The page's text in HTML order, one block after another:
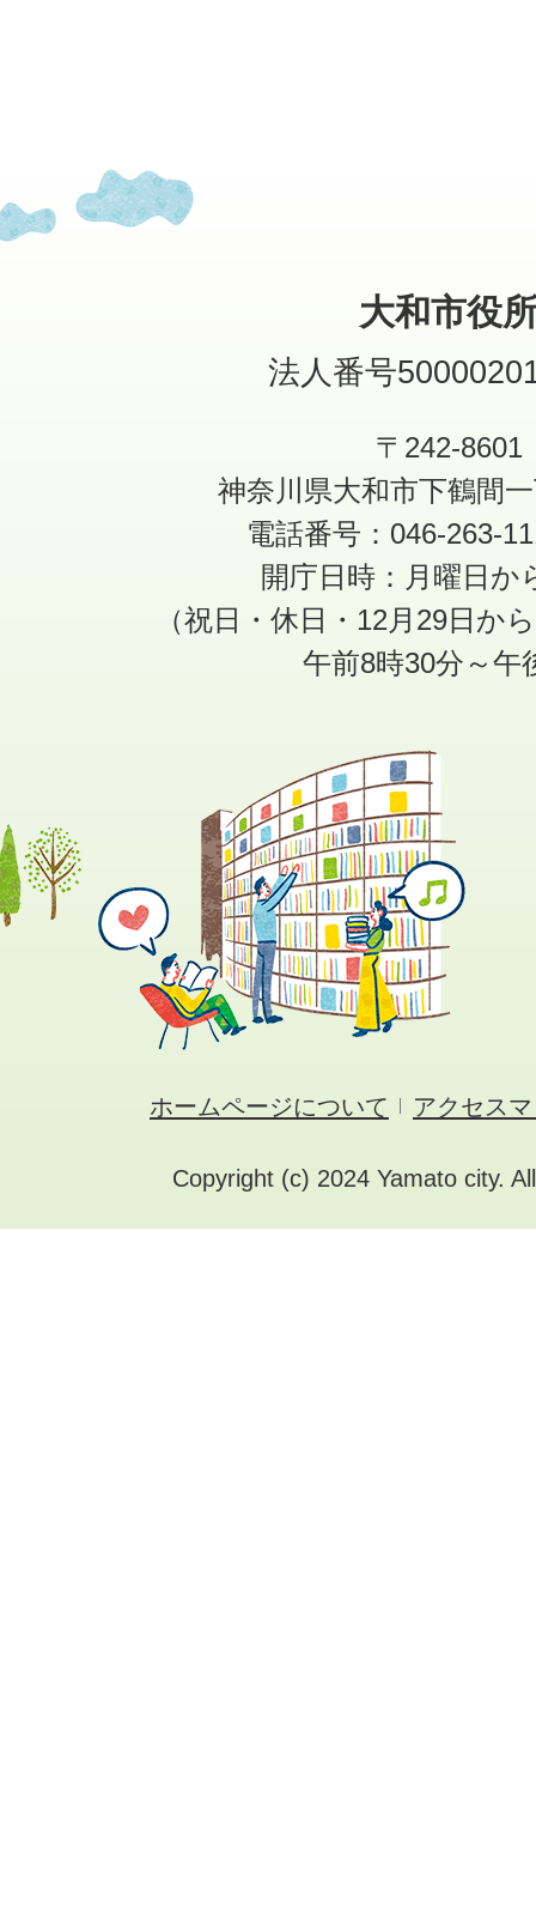
大和市役
法人番号
〒242-8601
神奈川県大和市下鶴間
電話番号：046-263-
開庁日時：月曜日か
（祝日・休日・12月29日か
午前8時30分～午
ホームページについて アクセス
Copyright (c) 2024 Yamato city.